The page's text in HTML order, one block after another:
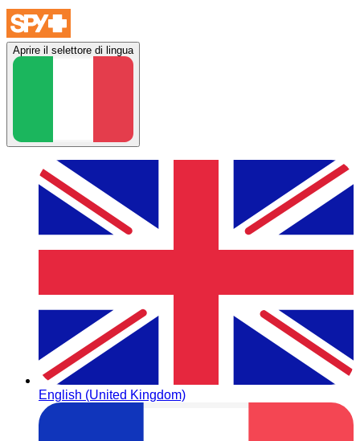
Aprire il selettore di lingua
English (United Kingdom)